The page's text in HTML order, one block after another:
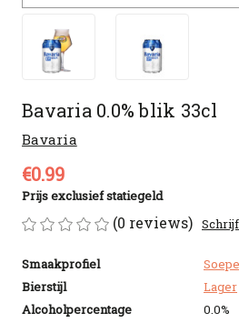
Bavaria 0.0% blik 33cl
Bavaria
€0.99
Prijs exclusief statiegeld
(0 reviews)
Smaakprofiel
Bierstijl
Lager
Alcoholpercentage
0.0%